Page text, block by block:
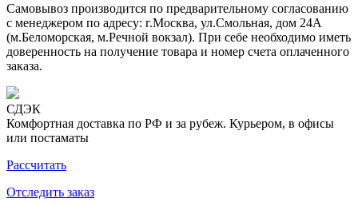
Самовывоз производится по предварительному согласованию
с менеджером по адресу: г.Москва, ул.Смольная, дом 24А
(м.Беломорская, м.Речной вокзал). При себе необходимо иметь
доверенность на получение товара и номер счета оплаченного
заказа.
СДЭК
Комфортная доставка по РФ и за рубеж. Курьером, в офисы
или постаматы
Рассчитать
Отследить заказ